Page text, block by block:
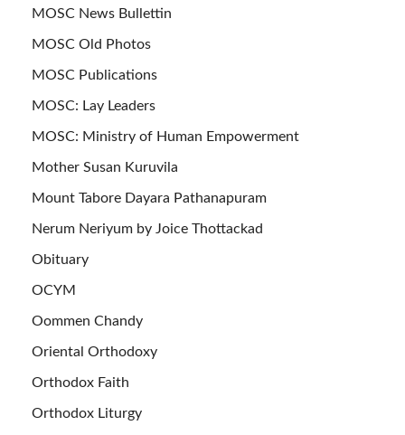
MOSC News Bullettin
MOSC Old Photos
MOSC Publications
MOSC: Lay Leaders
MOSC: Ministry of Human Empowerment
Mother Susan Kuruvila
Mount Tabore Dayara Pathanapuram
Nerum Neriyum by Joice Thottackad
Obituary
OCYM
Oommen Chandy
Oriental Orthodoxy
Orthodox Faith
Orthodox Liturgy